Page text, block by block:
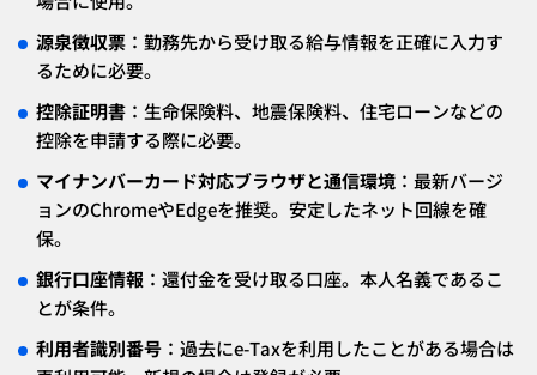
源泉徴収票 ：勤務先から受け取る給与情報を正確に入力す
るために必要。
控除証明書 ：生命保険料、地震保険料、住宅ローンなどの
控除を申請する際に必要。
マイナンバーカード対応ブラウザと通信環境 ：最新バージ
ョンのChromeやEdgeを推奨。安定したネット回線を確
保。
銀行口座情報 ：還付金を受け取る口座。本人名義であるこ
とが条件。
利用者識別番号 ：過去にe-Taxを利用したことがある場合は